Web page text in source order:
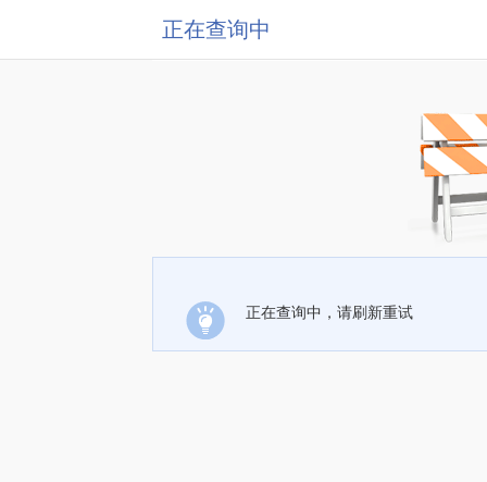
正在查询中
正在查询中，请刷新重试